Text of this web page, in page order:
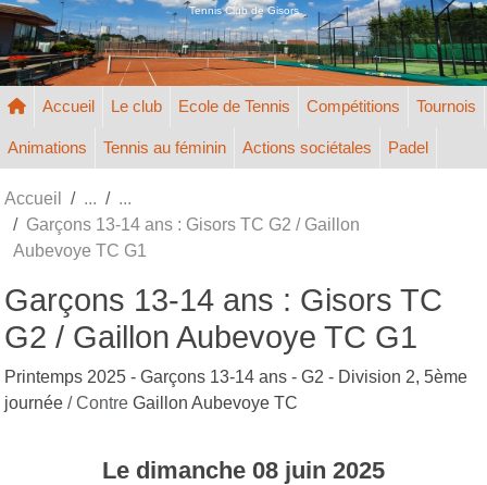
Tennis Club de Gisors
Accueil Le club Ecole de Tennis Compétitions Tournois
Animations Tennis au féminin Actions sociétales Padel
Accueil
Garçons 13-14 ans : Gisors TC G2 / Gaillon
Aubevoye TC G1
Garçons 13-14 ans : Gisors TC
G2 / Gaillon Aubevoye TC G1
Printemps 2025 - Garçons 13-14 ans - G2 - Division 2, 5ème
journée / Contre Gaillon Aubevoye TC
Le dimanche 08 juin 2025
Panneau de gestion des cookies